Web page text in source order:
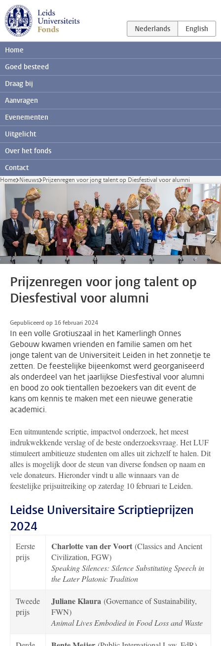
Ga direct naar de inhoud
Home
Goed besteed
Draag bij
Aanvragen
Evenementen
Uitgelicht
Over het fonds
Contact
Home Nieuws Prijzenregen voor jong talent op Diesfestival voor alumni
Prijzenregen voor jong talent op
Diesfestival voor alumni
Gepubliceerd op 16 februari 2024
In een volle Grotiuszaal in het Kamerlingh Onnes
Gebouw kwamen vrienden en familie samen om het
jonge talent van de Universiteit Leiden in het zonnetje te
zetten. De feestelijke bijeenkomst werd georganiseerd
als onderdeel van het jaarlijkse Diesfestival voor alumni
en bood zo ook tientallen bezoekers van dit event de
kans om kennis te maken met een nieuwe generatie
academici.
Een uitmuntende scriptie, impactvol onderzoek, het meest
indrukwekkende verslag of de beste onderzoeksvraag. Het LUF
stimuleert ambitieuze studenten om alles uit zichzelf te halen. Dit
alles is mogelijk door de steun van diverse fondsen op naam en
vele donateurs. Hieronder vindt u alle winnaars van de
feestelijke prijsuitreiking op zaterdag 10 februari te Leiden.
Leidse Universitaire Scriptieprijzen
2024
Eerste
prijs
Charlotte van der Voort (Classics and Ancient
Civilization, FGW)
Speaking Silences: Silence Substituting Speech in
the Later Platonic Tradition
Tweede
prijs
Juliane Klaura (Governance of Sustainability,
FWN)
Animal Lives Embodied in Food Loss and Waste